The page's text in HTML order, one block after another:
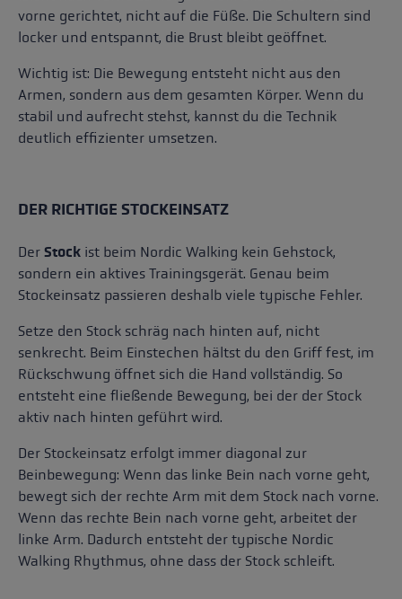
vorne gerichtet, nicht auf die Füße. Die Schultern sind
locker und entspannt, die Brust bleibt geöffnet.
Wichtig ist: Die Bewegung entsteht nicht aus den
Armen, sondern aus dem gesamten Körper. Wenn du
stabil und aufrecht stehst, kannst du die Technik
deutlich effizienter umsetzen.
DER RICHTIGE STOCKEINSATZ
Der Stock ist beim Nordic Walking kein Gehstock,
sondern ein aktives Trainingsgerät. Genau beim
Stockeinsatz passieren deshalb viele typische Fehler.
Setze den Stock schräg nach hinten auf, nicht
senkrecht. Beim Einstechen hältst du den Griff fest, im
Rückschwung öffnet sich die Hand vollständig. So
entsteht eine fließende Bewegung, bei der der Stock
aktiv nach hinten geführt wird.
Der Stockeinsatz erfolgt immer diagonal zur
Beinbewegung: Wenn das linke Bein nach vorne geht,
bewegt sich der rechte Arm mit dem Stock nach vorne.
Wenn das rechte Bein nach vorne geht, arbeitet der
linke Arm. Dadurch entsteht der typische Nordic
Walking Rhythmus, ohne dass der Stock schleift.